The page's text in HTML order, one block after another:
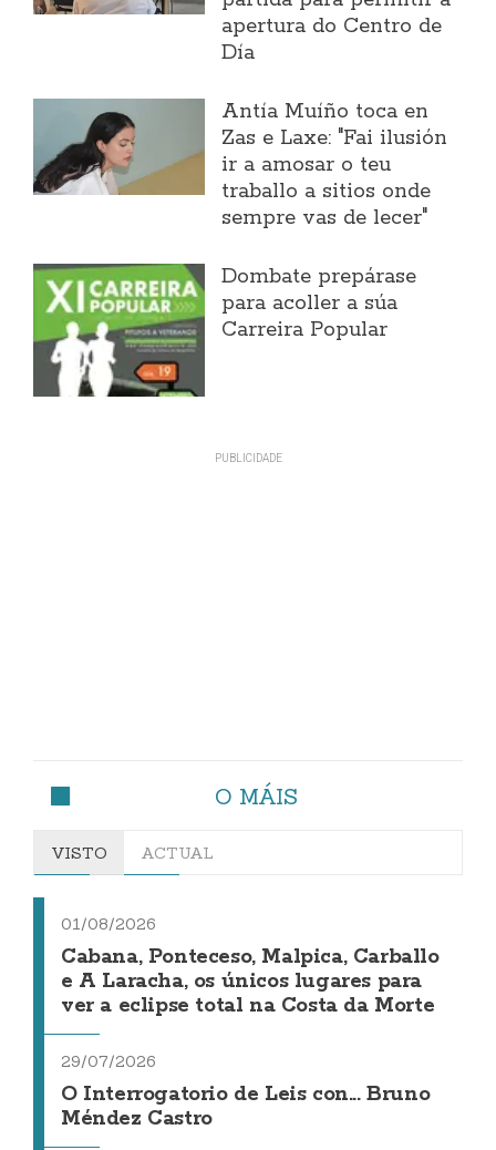
apertura do Centro de
Día
Antía Muíño toca en
Zas e Laxe: "Fai ilusión
ir a amosar o teu
traballo a sitios onde
sempre vas de lecer"
Dombate prepárase
para acoller a súa
Carreira Popular
O MÁIS
VISTO ACTUAL
01/08/2026
Cabana, Ponteceso, Malpica, Carballo
e A Laracha, os únicos lugares para
ver a eclipse total na Costa da Morte
29/07/2026
O Interrogatorio de Leis con... Bruno
Méndez Castro